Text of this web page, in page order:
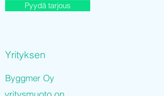
Pyydä tarjous
Yrityksen
Byggmer Oy